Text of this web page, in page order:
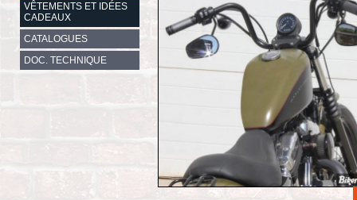
VÊTEMENTS ET IDÉES
CADEAUX
CATALOGUES
DOC. TECHNIQUE